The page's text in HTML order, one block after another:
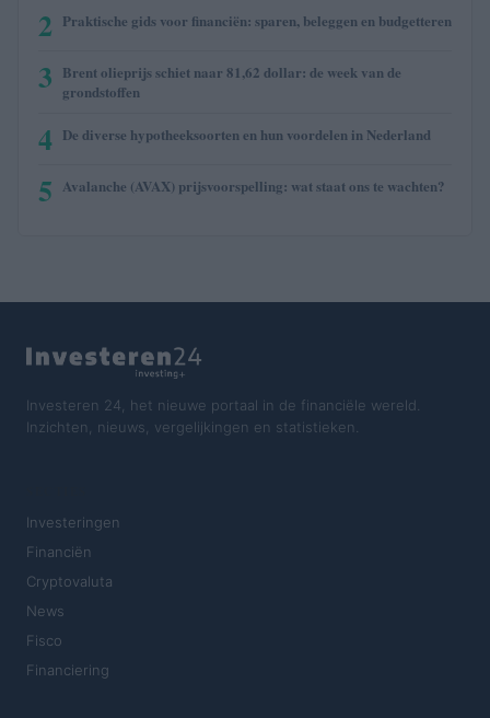
2 Praktische gids voor financiën: sparen, beleggen en budgetteren
3 Brent olieprijs schiet naar 81,62 dollar: de week van de
grondstoffen
4 De diverse hypotheeksoorten en hun voordelen in Nederland
5 Avalanche (AVAX) prijsvoorspelling: wat staat ons te wachten?
Investeren 24, het nieuwe portaal in de financiële wereld.
Inzichten, nieuws, vergelijkingen en statistieken.
Investeringen
Financiën
Cryptovaluta
News
Fisco
Financiering